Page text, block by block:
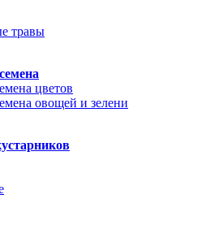
травы
цветов
овощей и зелени